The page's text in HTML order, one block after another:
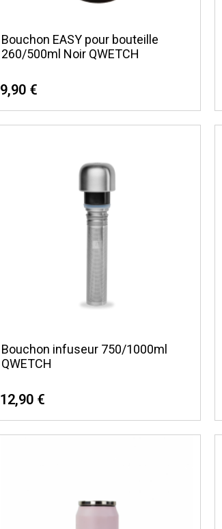
Bouchon EASY pour bouteille
260/500ml Noir QWETCH
9,90 €
Bouchon infuseur 750/1000ml
QWETCH
12,90 €